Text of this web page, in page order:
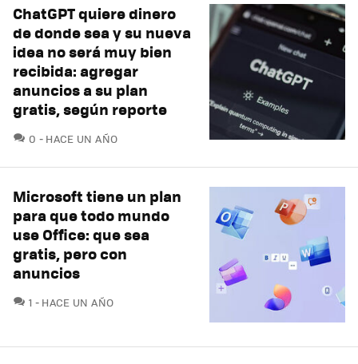
ChatGPT quiere dinero
de donde sea y su nueva
idea no será muy bien
recibida: agregar
anuncios a su plan
gratis, según reporte
0 COMENTARIOS
HACE UN AÑO
Microsoft tiene un plan
para que todo mundo
use Office: que sea
gratis, pero con
anuncios
1 COMENTARIOS
HACE UN AÑO